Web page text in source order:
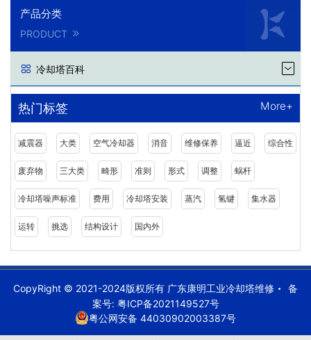
产品分类
PRODUCT
冷却塔百科
热门标签 More+
减震器 大类 空气冷却器 消音 维修保养 逼近 综合性
废弃物 三大类 畸形 准则 形式 调整 蜗杆
冷却塔噪声标准 费用 冷却塔安装 蒸汽 氢键 集水器
运转 挑选 结构设计 国内外
CopyRight © 2021-2024版权所有 广东康明工业冷却塔维修
备
案号: 粤ICP备2021149527号
粤公网安备 44030902003387号